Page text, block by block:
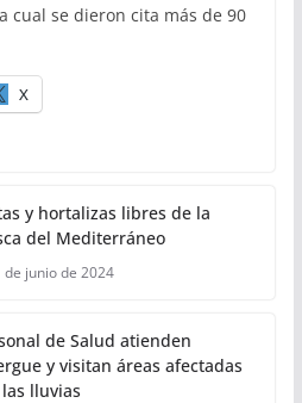
cual se dieron cita más de 90
X
y hortalizas libres de la
del Mediterráneo
de junio de 2024
de Salud atienden
y visitan áreas afectadas
lluvias